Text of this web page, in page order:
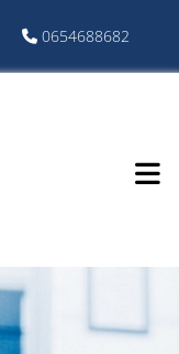
 0654688682